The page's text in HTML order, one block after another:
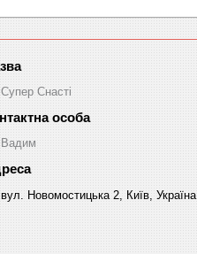
Супер Снасті
Вадим
вул. Новомостицька 2, Київ, Україна